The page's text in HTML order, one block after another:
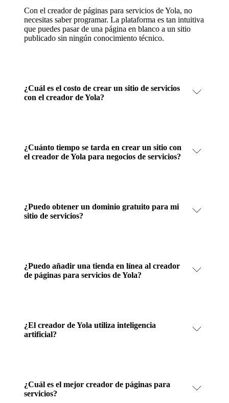
Con el creador de páginas para servicios de Yola, no
necesitas saber programar. La plataforma es tan intuitiva
que puedes pasar de una página en blanco a un sitio
publicado sin ningún conocimiento técnico.
¿Cuál es el costo de crear un sitio de servicios
con el creador de Yola?
¿Cuánto tiempo se tarda en crear un sitio con
el creador de Yola para negocios de servicios?
¿Puedo obtener un dominio gratuito para mi
sitio de servicios?
¿Puedo añadir una tienda en línea al creador
de páginas para servicios de Yola?
¿El creador de Yola utiliza inteligencia
artificial?
¿Cuál es el mejor creador de páginas para
servicios?